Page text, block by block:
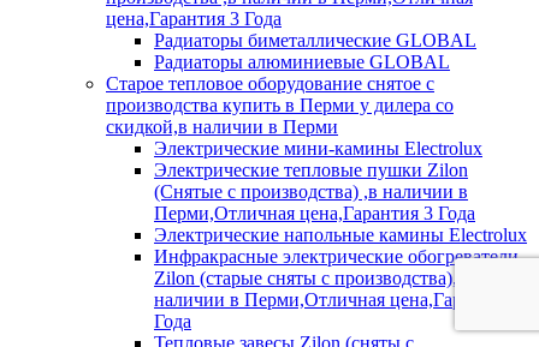
цена,Гарантия 3 Года
Радиаторы биметаллические GLOBAL
Радиаторы алюминиевые GLOBAL
Старое тепловое оборудование снятое с
производства купить в Перми у дилера со
скидкой,в наличии в Перми
Электрические мини-камины Electrolux
Электрические тепловые пушки Zilon
(Снятые с производства) ,в наличии в
Перми,Отличная цена,Гарантия 3 Года
Электрические напольные камины Electrolux
Инфракрасные электрические обогреватели
Zilon (старые сняты с производства),в
наличии в Перми,Отличная цена,Гарантия 3
Года
Тепловые завесы Zilon (сняты с